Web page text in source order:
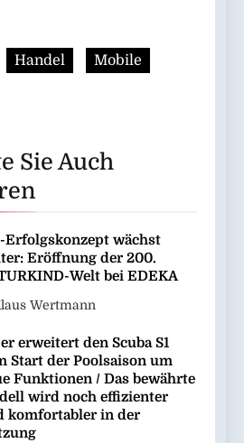
Handel Mobile
Sie Auch
Erfolgskonzept wächst
Eröffnung der 200.
Welt bei EDEKA
Wertmann
erweitert den Scuba S1
Start der Poolsaison um
Funktionen / Das bewährte
wird noch effizienter
komfortabler in der